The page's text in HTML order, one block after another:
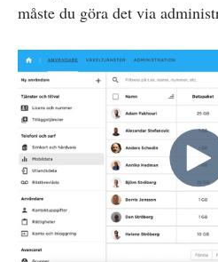
måste du göra det via